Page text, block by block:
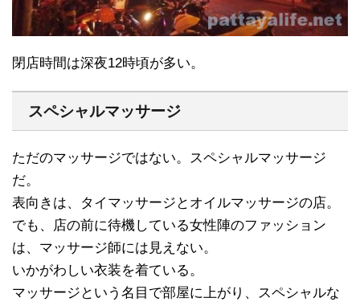
閉店時間は深夜12時頃が多い。
スペシャルマッサージ
ただのマッサージではない。スペシャルマッサージ
だ。
表向きは、タイマッサージとオイルマッサージの店。
でも、店の前に待機している女性陣のファッション
は、マッサージ師には見えない。
いかがわしい衣装を着ている。
マッサージという名目で部屋に上がり、スペシャルな